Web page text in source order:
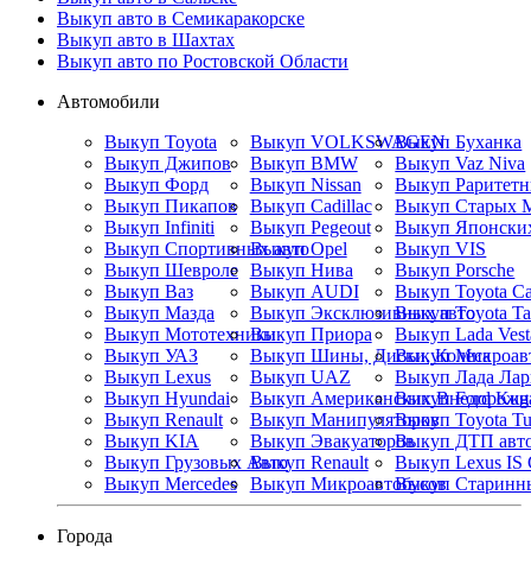
Выкуп авто в Семикаракорске
Выкуп авто в Шахтах
Выкуп авто по Ростовской Области
Автомобили
Выкуп Toyota
Выкуп Джипов
Выкуп Форд
Выкуп Пикапов
Выкуп Infiniti
Выкуп Спортивных авто
Выкуп Шевроле
Выкуп Ваз
Выкуп Мазда
Выкуп Мототехники
Выкуп УАЗ
Выкуп Lexus
Выкуп Hyundai
Выкуп Renault
Выкуп KIA
Выкуп Грузовых Авто
Выкуп Mercedes
Выкуп VOLKSWAGEN
Выкуп BMW
Выкуп Nissan
Выкуп Cadillac
Выкуп Pegeout
Выкуп Opel
Выкуп Нива
Выкуп AUDI
Выкуп Эксклюзивных авто
Выкуп Приора
Выкуп Шины, Диски, Колеса
Выкуп UAZ
Выкуп Американских
Выкуп Манипуляторов
Выкуп Эвакуаторов
Выкуп Renault
Выкуп Микроавтобусов
Выкуп Буханка
Выкуп Vaz Niva
Выкуп Старых
Выкуп
Выкуп VIS
Выкуп Porsche
Выкуп Toyota
Выкуп Toyota
Выкуп Lada
Выкуп
Выкуп Лада
Выкуп Ford
Выкуп Toyota
Выкуп ДТП
Выкуп Lexus IS
Выкуп
Города